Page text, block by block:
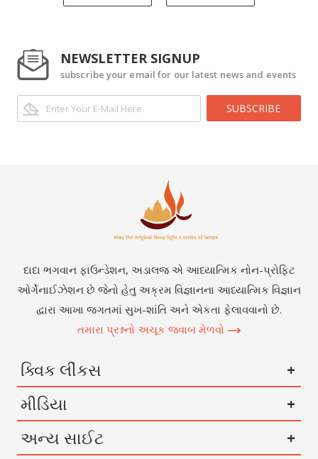
NEWSLETTER SIGNUP
subscribe your email for our latest news and events
SUBSCRIBE
દાદા ભગવાન ફાઉન્ડેશન, અડાલજ એ આધ્યાત્મિક નોન-પ્રોફિટ
ઓર્ગેનાઈઝેશન છે જેનો હેતુ અક્રમ વિજ્ઞાનના આધ્યાત્મિક વિજ્ઞાન
દ્વારા આખા જગતમાં સુખ-શાંતિ અને એકતા ફેલાવવાનો છે.
તમારા પ્રશ્નનો અચૂક જવાબ મેળવો
ક્વિક લીંકસ
મીડિયા
અન્ય સાઈટ